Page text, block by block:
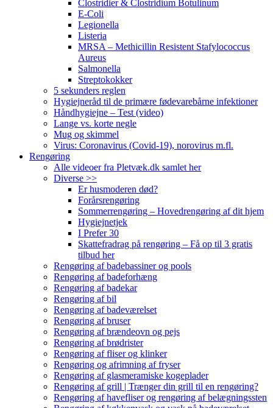
Clostridier & Clostridium Botulinum
E-Coli
Legionella
Listeria
MRSA – Methicillin Resistent Stafylococcus
Aureus
Salmonella
Streptokokker
5 sekunders reglen
Hygiejneråd til de primære fødevarebårne infektioner
Håndhygiejne – Test (video)
Lange vs. korte negle
Mug og skimmel
Virus: Coronavirus (Covid-19), norovirus m.fl.
Rengøring
Alle videoer fra Pletvæk.dk samlet her
Diverse >>
Er husmoderen død?
Forårsrengøring
Sommerrengøring – Hovedrengøring af dit hjem
Hygiejnetjek
I Prefer 30
Skattefradrag på rengøring – Få op til 3 gratis
tilbud her
Rengøring af badebassiner og pools
Rengøring af badeforhæng
Rengøring af badekar
Rengøring af bil
Rengøring af badeværelset
Rengøring af bruser
Rengøring af brændeovn og pejs
Rengøring af brødrister
Rengøring af fliser og klinker
Rengøring og afrimning af fryser
Rengøring af glasmeramiske kogeplader
Rengøring af grill | Trænger din grill til en rengøring?
Rengøring af havefliser og rengøring af belægningssten